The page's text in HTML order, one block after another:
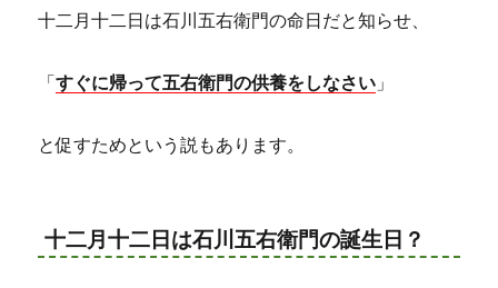
十二月十二日は石川五右衛門の命日だと知らせ、
「すぐに帰って五右衛門の供養をしなさい 」
と促すためという説もあります。
十二月十二日は石川五右衛門の誕生日？